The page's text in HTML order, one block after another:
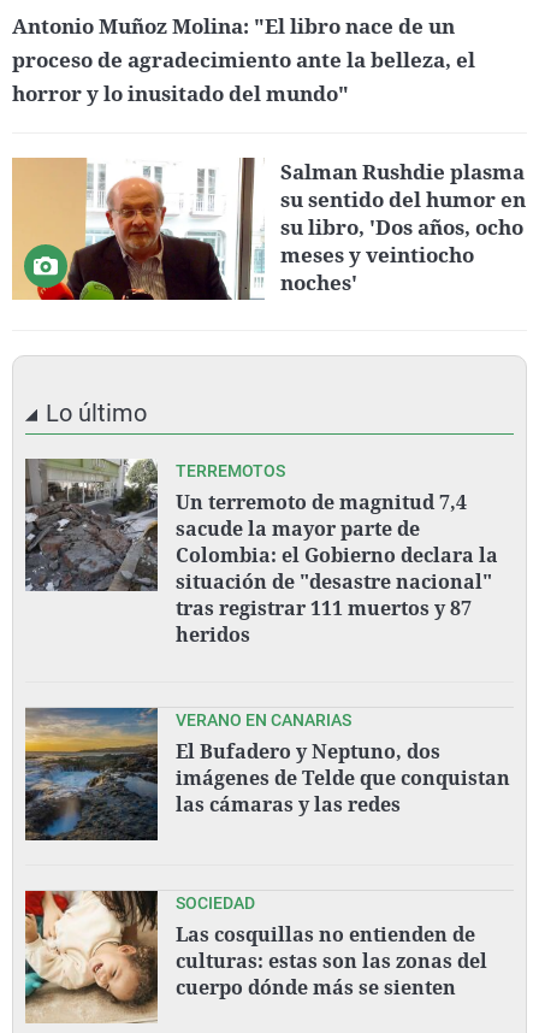
Antonio Muñoz Molina: "El libro nace de un
proceso de agradecimiento ante la belleza, el
horror y lo inusitado del mundo"
Salman Rushdie plasma
su sentido del humor en
su libro, 'Dos años, ocho
meses y veintiocho
noches'
Lo último
TERREMOTOS
Un terremoto de magnitud 7,4
sacude la mayor parte de
Colombia: el Gobierno declara la
situación de "desastre nacional"
tras registrar 111 muertos y 87
heridos
VERANO EN CANARIAS
El Bufadero y Neptuno, dos
imágenes de Telde que conquistan
las cámaras y las redes
SOCIEDAD
Las cosquillas no entienden de
culturas: estas son las zonas del
cuerpo dónde más se sienten